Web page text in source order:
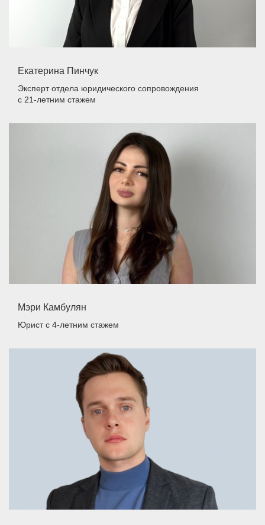
Екатерина Пинчук
Эксперт отдела юридического сопровождения
с 21-летним стажем
Мэри Камбулян
Юристс 4-летним стажем